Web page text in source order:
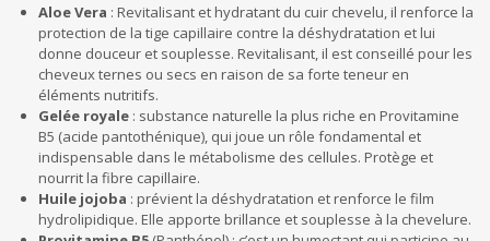
Aloe Vera : Revitalisant et hydratant du cuir chevelu, il renforce la
protection de la tige capillaire contre la déshydratation et lui
donne douceur et souplesse. Revitalisant, il est conseillé pour les
cheveux ternes ou secs en raison de sa forte teneur en
éléments nutritifs.
Gelée royale : substance naturelle la plus riche en Provitamine
B5 (acide pantothénique), qui joue un rôle fondamental et
indispensable dans le métabolisme des cellules. Protège et
nourrit la fibre capillaire.
Huile jojoba : prévient la déshydratation et renforce le film
hydrolipidique. Elle apporte brillance et souplesse à la chevelure.